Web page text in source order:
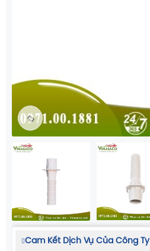
Cam Kết Dịch Vụ Của Công Ty